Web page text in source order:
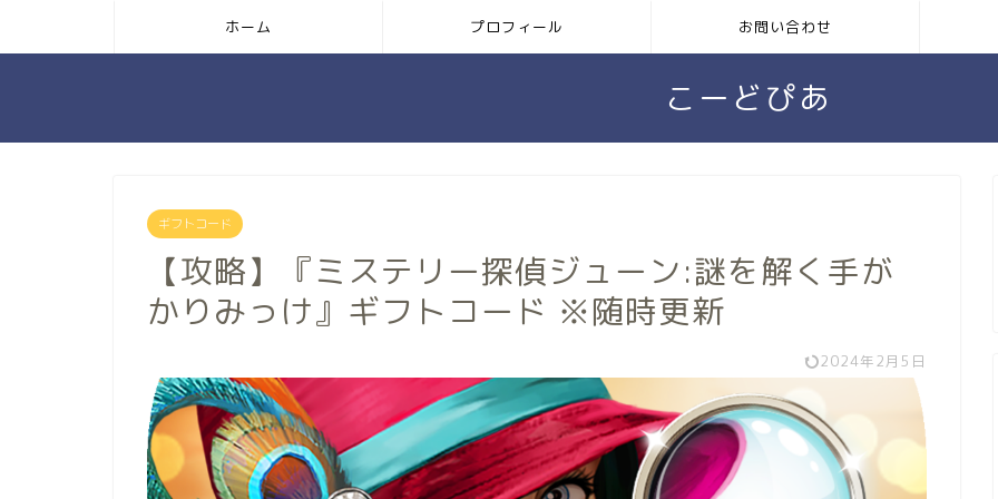
ホーム プロフィール お問い合わせ
こーどぴあ
ギフトコード
【攻略】『ミステリー探偵ジューン:謎を解く手が
かりみっけ』ギフトコード ※随時更新
2024年2月5日